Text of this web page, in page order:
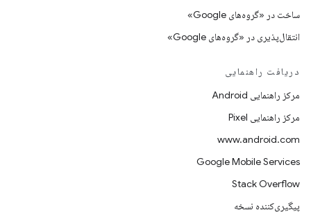
ساخت در «گروه‌های Google»
انتقال‌پذیری در «گروه‌های Google»
دریافت راهنمایی
مرکز راهنمایی Android
مرکز راهنمایی Pixel
www.android.com
Google Mobile Services
Stack Overflow
پیگیری‌کننده نسخه